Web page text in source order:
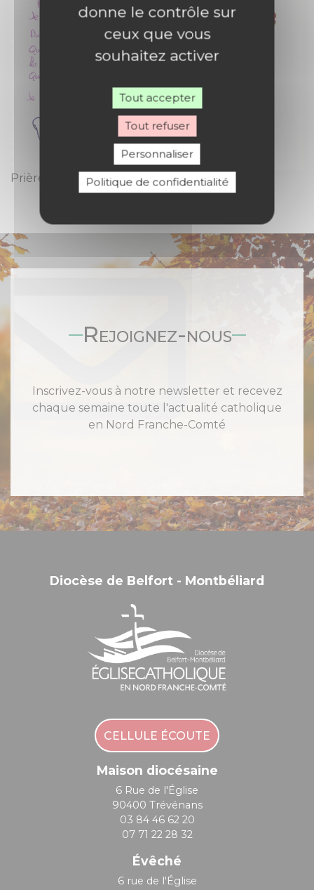
Prière de bonne année
Rejoignez-nous
Inscrivez-vous à notre newsletter et recevez
chaque semaine toute l'actualité catholique
en Nord Franche-Comté
Diocèse de Belfort - Montbéliard
CELLULE ÉCOUTE
Maison diocésaine
6 Rue de l'Église
90400 Trévénans
03 84 46 62 20
07 71 22 28 32
Évêché
6 rue de l'Église
donne le contrôle sur
ceux que vous
souhaitez activer
Tout accepter
Tout refuser
Personnaliser
Politique de confidentialité